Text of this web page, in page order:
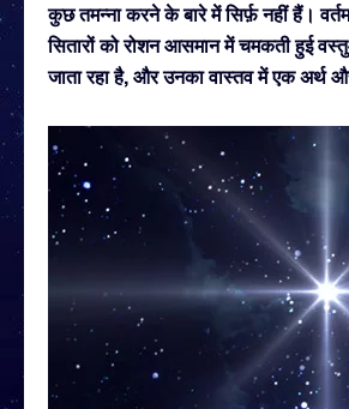
कुछ तमन्ना करने के बारे में सिर्फ़ नहीं हैं।
सितारों को रोशन आसमान में चमकती हुई
जाता रहा है, और उनका वास्तव में एक अर्थ